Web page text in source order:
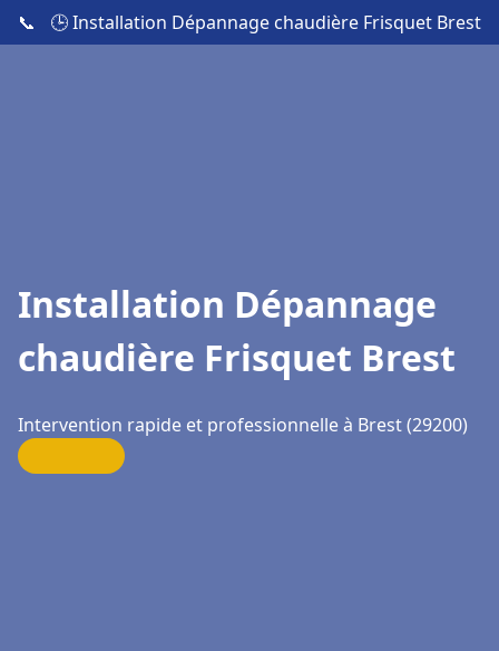
📞 🕒 Installation Dépannage chaudière Frisquet Brest
Installation Dépannage
chaudière Frisquet Brest
Intervention rapide et professionnelle à Brest (29200)